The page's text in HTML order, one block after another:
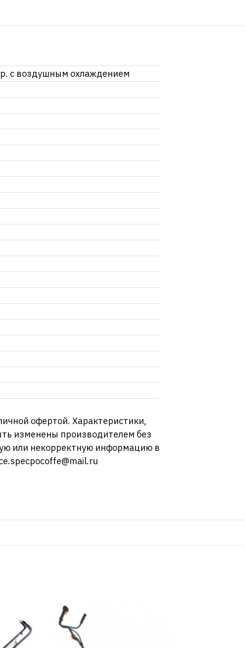
c воздушным охлаждением
офертой. Характеристики,
изменены производителем без
или некорректную информацию в